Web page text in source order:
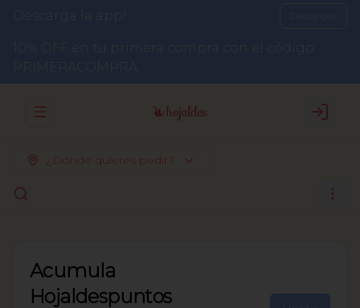
Descarga la app!
10% OFF en tu primera compra con el código
PRIMERACOMPRA
Abrir menu de navegación Login
¿Dónde quieres pedir?
Acumula
Hojaldespuntos